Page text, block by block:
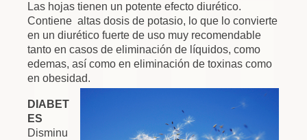
Las hojas tienen un potente efecto diurético.
Contiene altas dosis de potasio, lo que lo convierte
en un diurético fuerte de uso muy recomendable
tanto en casos de eliminación de líquidos, como
edemas, así como en eliminación de toxinas como
en obesidad.
DIABET
ES
Disminu